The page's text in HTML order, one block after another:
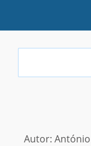
Terms:
Autor: